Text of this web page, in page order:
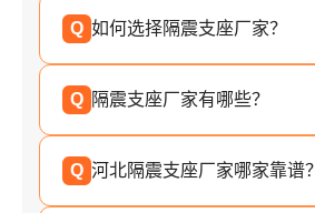
Q 如何选择隔震支座厂家？
Q 隔震支座厂家有哪些？
Q 河北隔震支座厂家哪家靠谱？